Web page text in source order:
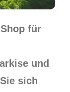
für
und
sich